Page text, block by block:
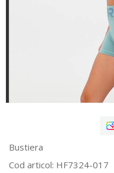
Bustiera
Cod articol: HF7324-017